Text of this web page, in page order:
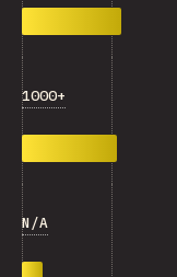
1000+
N/A